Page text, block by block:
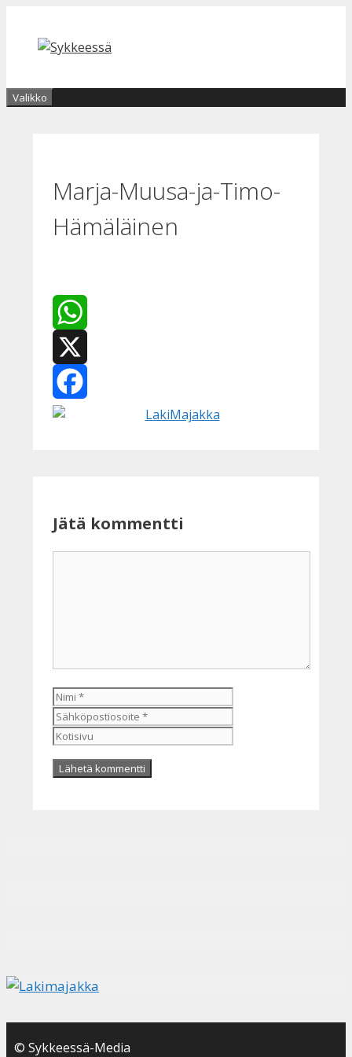
sisältöön
Valikko
Marja-Muusa-ja-Timo-
Hämäläinen
WhatsApp
X
Facebook
Jätä kommentti
Nimi
© Sykkeessä-Media